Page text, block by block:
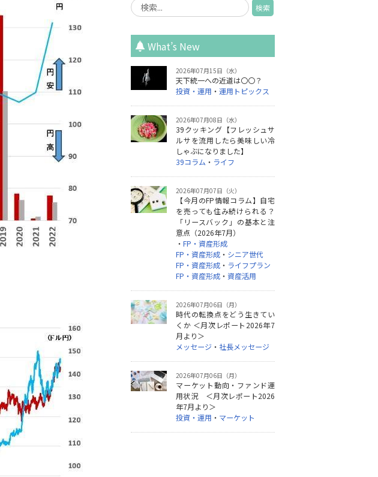
What’s New
2026年07月15日（水）
天下統一への近道は〇〇？
投資・運用 ・ 運用トピックス
2026年07月08日（水）
39クッキング【フレッシュサ
ルサを流用したら美味しい冷
しゃぶになりました】
39コラム ・ ライフ
2026年07月07日（火）
【今月のFP情報コラム】自宅
を売っても住み続けられる？
「リースバック」の基本と注
意点（2026年7月）
・ FP・資産形成
FP・資産形成 ・ シニア世代
FP・資産形成 ・ ライフプラン
FP・資産形成 ・ 資産活用
2026年07月06日（月）
時代の転換点をどう生きてい
くか ＜月次レポート2026年7
月より＞
メッセージ ・ 社長メッセージ
2026年07月06日（月）
マーケット動向・ファンド運
用状況 ＜月次レポート2026
年7月より＞
投資・運用 ・ マーケット